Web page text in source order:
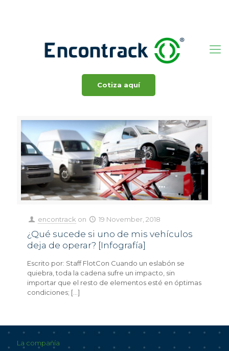
Cotiza aquí
encontrack on 19 November, 2018
¿Qué sucede si uno de mis vehículos
deja de operar? [Infografía]
Escrito por: Staff FlotCon Cuando un eslabón se
quiebra, toda la cadena sufre un impacto, sin
importar que el resto de elementos esté en óptimas
condiciones; […]
La compañía